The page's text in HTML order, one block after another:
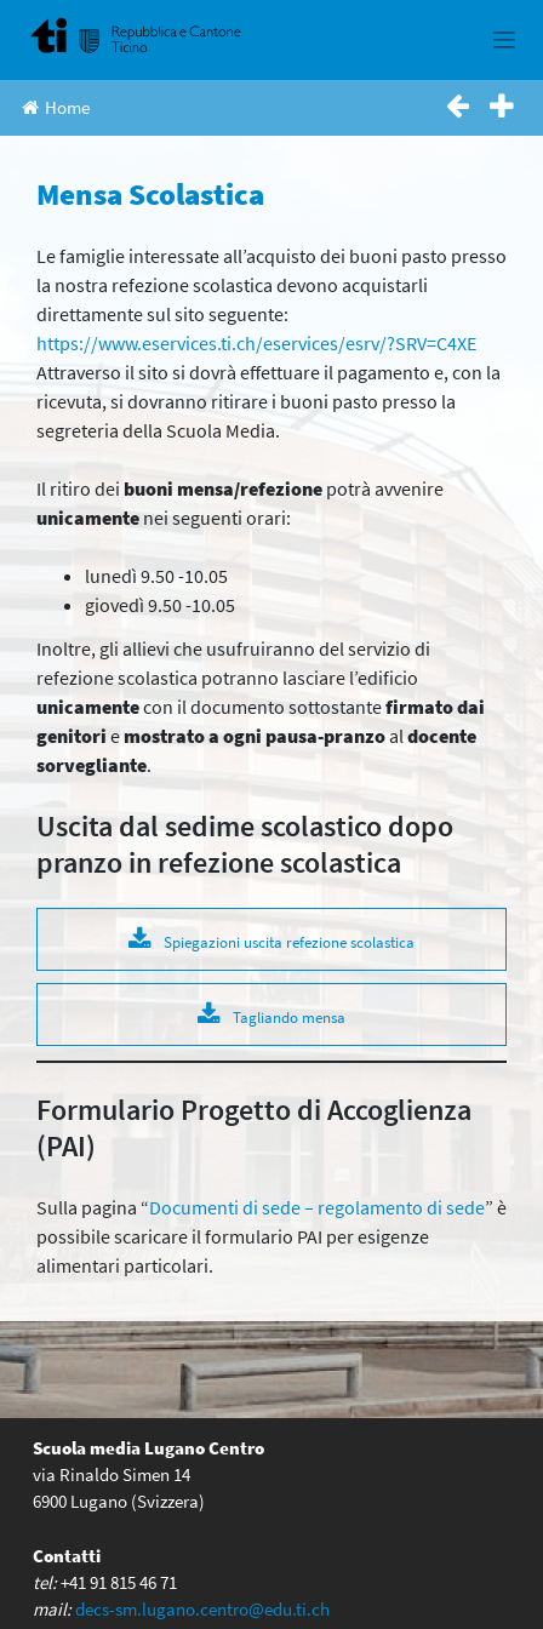
Home
Mensa Scolastica
Le famiglie interessate all’acquisto dei buoni pasto presso
la nostra refezione scolastica devono acquistarli
direttamente sul sito seguente:
https://www.eservices.ti.ch/eservices/esrv/?SRV=C4XE
Attraverso il sito si dovrà effettuare il pagamento e, con la
ricevuta, si dovranno ritirare i buoni pasto presso la
segreteria della Scuola Media.
Il ritiro dei buoni mensa/refezione potrà avvenire
unicamente nei seguenti orari:
lunedì 9.50 -10.05
giovedì 9.50 -10.05
Inoltre, gli allievi che usufruiranno del servizio di
refezione scolastica potranno lasciare l’edificio
unicamentecon il documento sottostantefirmato dai
genitori e mostrato a ogni pausa-pranzoaldocente
sorvegliante.
Uscita dal sedime scolastico dopo
pranzo in refezione scolastica
Spiegazioni uscita refezione scolastica
Tagliando mensa
Formulario Progetto di Accoglienza
(PAI)
Sulla pagina “Documenti di sede – regolamento di sede” è
possibile scaricare il formulario PAI per esigenze
alimentari particolari.
Scuola media Lugano Centro
via Rinaldo Simen 14
6900 Lugano (Svizzera)
Contatti
tel:+41 91 815 46 71
mail:decs-sm.lugano.centro@edu.ti.ch